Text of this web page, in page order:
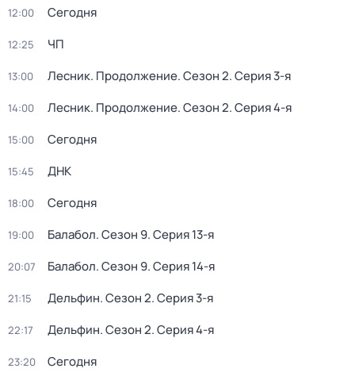
12:00 Сегодня
12:25 ЧП
13:00 Лесник. Продолжение. Сезон 2. Серия 3-я
14:00 Лесник. Продолжение. Сезон 2. Серия 4-я
15:00 Сегодня
15:45 ДНК
18:00 Сегодня
19:00 Балабол. Сезон 9. Серия 13-я
20:07 Балабол. Сезон 9. Серия 14-я
21:15 Дельфин. Сезон 2. Серия 3-я
22:17 Дельфин. Сезон 2. Серия 4-я
23:20 Сегодня